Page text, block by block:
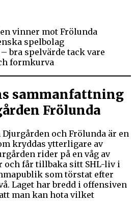
vinner mot Frölunda
spelbolag
bra spelvärde tack vare
formkurva
sammanfattning
Frölunda
och Frölunda är en
kryddas ytterligare av
rider på en våg av
och får tillbaka sitt SHL-liv i
som törstat efter
Laget har bredd i offensiven
man kan hota vilket